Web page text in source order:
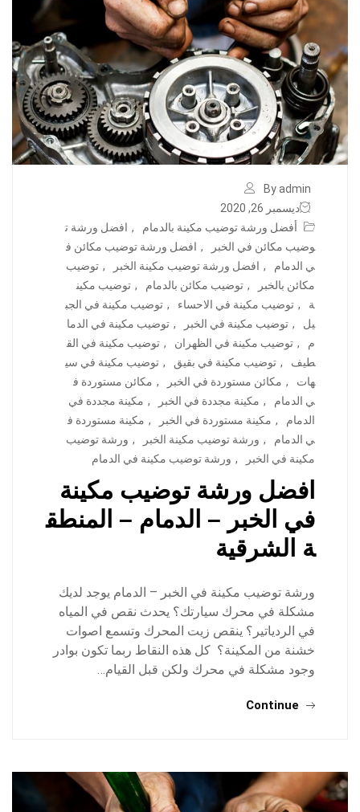
By admin
ديسمبر 26, 2020
أفضل ورشة توضيب مكينة بالدمام
, افضل ورشة ت
وضيب مكائن في الخبر
, افضل ورشة توضيب مكائن ف
ي الدمام
, افضل ورشة توضيب مكينة الخبر , توضيب
مكائن بالخبر
, توضيب مكائن بالدمام , توضيب مكين
ة
, توضيب مكينة في الاحساء , توضيب مكينة في الجب
يل
, توضيب مكينة في الخبر , توضيب مكينة في الدما
م
, توضيب مكينة في الظهران , توضيب مكينة في الق
طيف
, توضيب مكينة في بقيق , توضيب مكينة في سي
هات
, مكائن مستوردة في الخبر , مكائن مستوردة ف
ي الدمام
, مكينة مجددة في الخبر , مكينة مجددة في
الدمام
, مكينة مستوردة في الخبر , مكينة مستوردة ف
ي الدمام
, ورشة توضيب مكينة الخبر , ورشة توضيب
مكينة في الخبر
, ورشة توضيب مكينة في الدمام
افضل ورشة توضيب مكينة
في الخبر – الدمام – المنطق
ة الشرقية
ورشة توضيب مكينة في الخبر – الدمام يوجد لديك
مشكلة في محرك سيارتك؟ يحدث نقص في المياه
في الردياتير؟ ينقص زيت المحرك وتسمع اصوات
خشنة من المكينة؟ كل هذه النقاط ربما تكون بوادر
وجود مشكلة في محرك ولكن قبل القيام…
Continue